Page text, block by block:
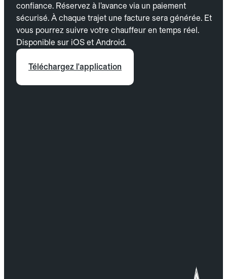
confiance. Réservez à l’avance via un paiement
sécurisé. À chaque trajet une facture sera générée. Et
vous pourrez suivre votre chauffeur en temps réel.
Disponible sur iOS et Android.
Téléchargez l'application